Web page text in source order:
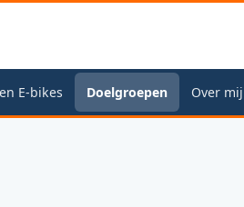
E-bikes Doelgroepen Over mij